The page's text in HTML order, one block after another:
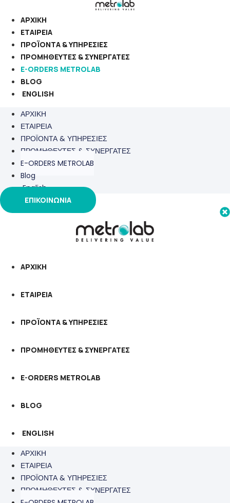
στο
περιεχόμενο
ΑΡΧΙΚΗ
ΕΤΑΙΡΕΙΑ
ΠΡΟΪΟΝΤΑ & ΥΠΗΡΕΣΙΕΣ
ΠΡΟΜΗΘΕΥΤΕΣ & ΣΥΝΕΡΓΑΤΕΣ
E-ORDERS METROLAB
BLOG
ENGLISH
ΑΡΧΙΚΗ
ΕΤΑΙΡΕΙΑ
ΠΡΟΪΟΝΤΑ & ΥΠΗΡΕΣΙΕΣ
ΠΡΟΜΗΘΕΥΤΕΣ & ΣΥΝΕΡΓΑΤΕΣ
E-ORDERS METROLAB
Blog
English
ΕΠΙΚΟΙΝΩΝΙΑ
ΑΡΧΙΚΗ
ΕΤΑΙΡΕΙΑ
ΠΡΟΪΟΝΤΑ & ΥΠΗΡΕΣΙΕΣ
ΠΡΟΜΗΘΕΥΤΕΣ & ΣΥΝΕΡΓΑΤΕΣ
E-ORDERS METROLAB
BLOG
ENGLISH
ΑΡΧΙΚΗ
ΕΤΑΙΡΕΙΑ
ΠΡΟΪΟΝΤΑ & ΥΠΗΡΕΣΙΕΣ
ΠΡΟΜΗΘΕΥΤΕΣ & ΣΥΝΕΡΓΑΤΕΣ